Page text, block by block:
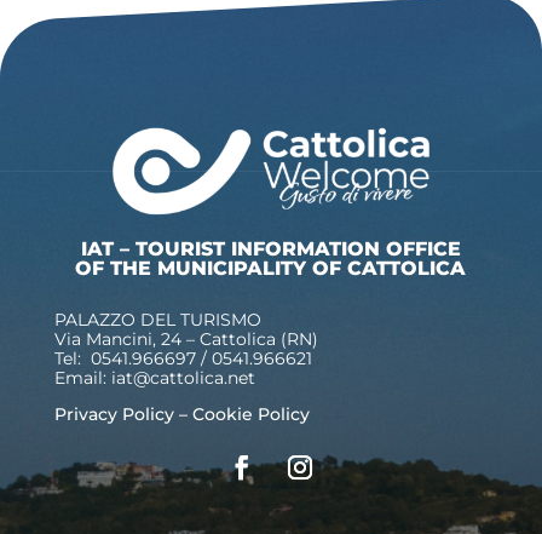
IAT – TOURIST INFORMATION OFFICE
OF THE MUNICIPALITY OF CATTOLICA
PALAZZO DEL TURISMO
Via Mancini, 24 – Cattolica (RN)
Tel: 0541.966697 / 0541.966621
Email: iat@cattolica.net
Privacy Policy– Cookie Policy